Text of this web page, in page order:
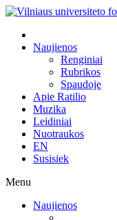
Naujienos
Renginiai
Rubrikos
Spaudoje
Apie Ratilio
Muzika
Leidiniai
Nuotraukos
EN
Susisiek
Menu
Naujienos